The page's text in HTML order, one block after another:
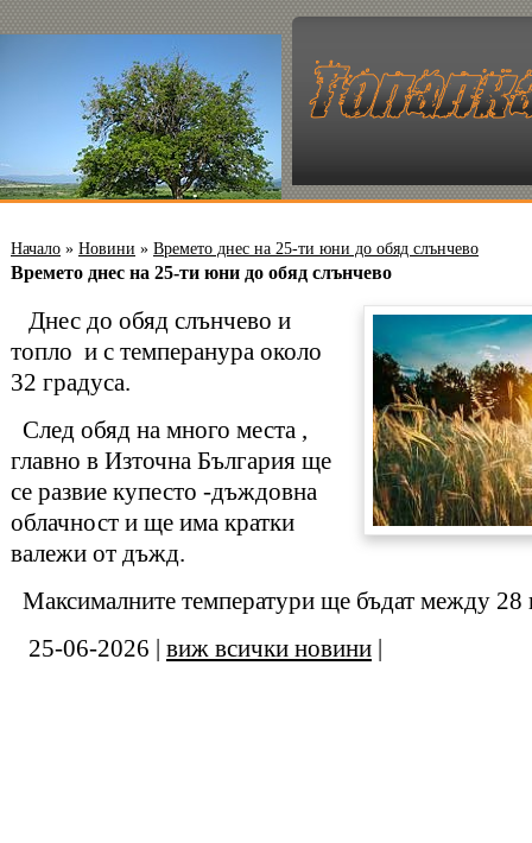
Начало » Новини » Времето днес на 25-ти юни до обяд слънчево
Времето днес на 25-ти юни до обяд слънчево
Днес до обяд слънчево и
топло и с темперанура около
32 градуса.
След обяд на много места ,
главно в Източна България ще
се развие купесто -дъждовна
облачност и ще има кратки
валежи от дъжд.
Максималните температури ще бъдат между 28
25-06-2026 | виж всички новини |